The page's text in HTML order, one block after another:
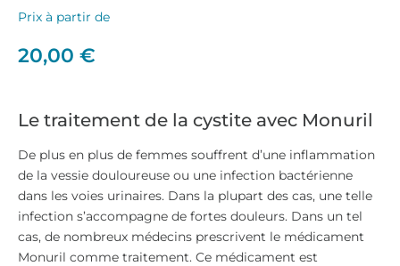
Prix à partir de
20,00 €
Le traitement de la cystite avec Monuril
De plus en plus de femmes souffrent d’une inflammation
de la vessie douloureuse ou une infection bactérienne
dans les voies urinaires. Dans la plupart des cas, une telle
infection s’accompagne de fortes douleurs. Dans un tel
cas, de nombreux médecins prescrivent le médicament
Monuril comme traitement. Ce médicament est